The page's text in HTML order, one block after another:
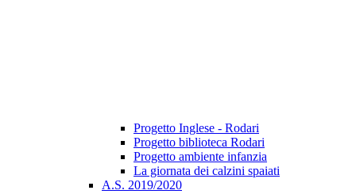
Progetto Inglese - Rodari
Progetto biblioteca Rodari
Progetto ambiente infanzia
La giornata dei calzini spaiati
A.S. 2019/2020